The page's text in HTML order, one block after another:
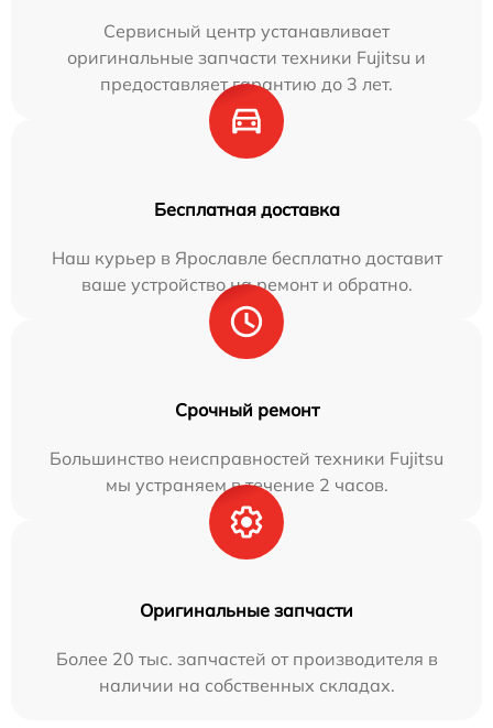
Сервисный центр устанавливает
оригинальные запчасти техники Fujitsu и
предоставляет гарантию до 3 лет.
Бесплатная доставка
Наш курьер в Ярославле бесплатно доставит
ваше устройство на ремонт и обратно.
Срочный ремонт
Большинство неисправностей техники Fujitsu
мы устраняем в течение 2 часов.
Оригинальные запчасти
Более 20 тыс. запчастей от производителя в
наличии на собственных складах.